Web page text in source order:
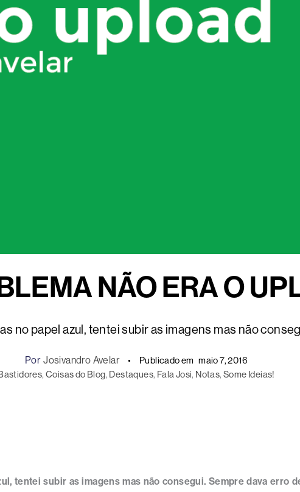
NÃO ERA O
no papel azul, tentei subir as imagens mas não
Por Josivandro Avelar Publicado em maio 7, 2016
, Coisas do Blog, Destaques, Fala Josi, Notas, Some Ideias!
tentei subir as imagens mas não consegui. Sempre dava erro